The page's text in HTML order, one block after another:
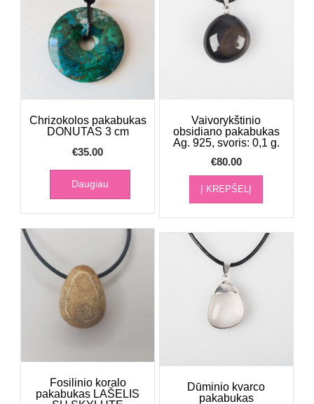
Chrizokolos pakabukas
DONUTAS 3 cm
€35.00
Daugiau
Vaivorykštinio
obsidiano pakabukas
Ag. 925, svoris: 0,1 g.
€80.00
Į KREPŠELĮ
Fosilinio koralo
pakabukas LAŠELIS
Dūminio kvarco
pakabukas